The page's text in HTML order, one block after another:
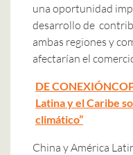
una oportunidad
desarrollo de
ambas regiones y
afectarían el
DE
Latina y el Caribe
climático”
China y América